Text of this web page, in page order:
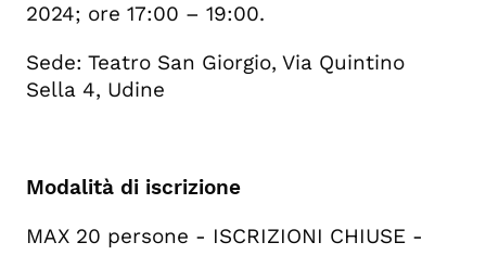
2024; ore 17:00 – 19:00.
Sede: Teatro San Giorgio, Via Quintino
Sella 4, Udine
Modalità di iscrizione
MAX 20 persone - ISCRIZIONI CHIUSE -